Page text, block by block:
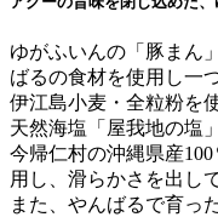
ゆがふいんの「豚まん
ばるの食材を使用し一
伊江島小麦・全粒粉を
天然海塩「屋我地の塩
今帰仁村の沖縄県産
用し、滑らかさを出し
また、やんばるで育っ